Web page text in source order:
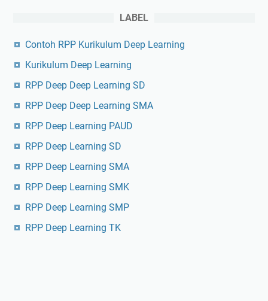
LABEL
Contoh RPP Kurikulum Deep Learning
Kurikulum Deep Learning
RPP Deep Deep Learning SD
RPP Deep Deep Learning SMA
RPP Deep Learning PAUD
RPP Deep Learning SD
RPP Deep Learning SMA
RPP Deep Learning SMK
RPP Deep Learning SMP
RPP Deep Learning TK